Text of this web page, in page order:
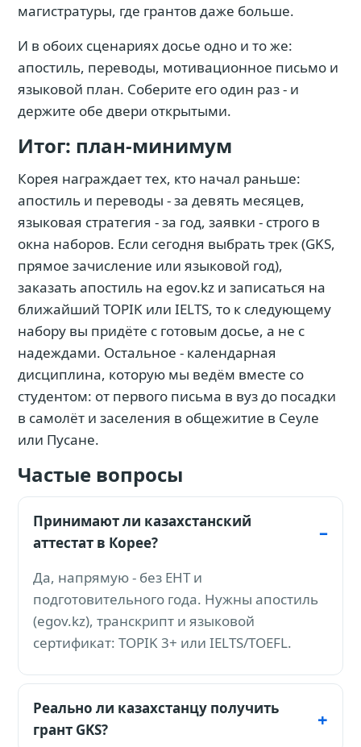
магистратуры, где грантов даже больше.
И в обоих сценариях досье одно и то же:
апостиль, переводы, мотивационное письмо и
языковой план. Соберите его один раз - и
держите обе двери открытыми.
Итог: план-минимум
Корея награждает тех, кто начал раньше:
апостиль и переводы - за девять месяцев,
языковая стратегия - за год, заявки - строго в
окна наборов. Если сегодня выбрать трек (GKS,
прямое зачисление или языковой год),
заказать апостиль на egov.kz и записаться на
ближайший TOPIK или IELTS, то к следующему
набору вы придёте с готовым досье, а не с
надеждами. Остальное - календарная
дисциплина, которую мы ведём вместе со
студентом: от первого письма в вуз до посадки
в самолёт и заселения в общежитие в Сеуле
или Пусане.
Частые вопросы
Принимают ли казахстанский
аттестат в Корее?
Да, напрямую - без ЕНТ и
подготовительного года. Нужны апостиль
(egov.kz), транскрипт и языковой
сертификат: TOPIK 3+ или IELTS/TOEFL.
Реально ли казахстанцу получить
грант GKS?